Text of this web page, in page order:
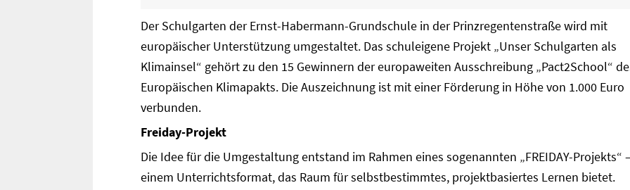
Der Schulgarten der Ernst-Habermann-Grundschule in der Prinzregentenstraße wird mit
europäischer Unterstützung umgestaltet. Das schuleigene Projekt „Unser Schulgarten als
Klimainsel“ gehört zu den 15 Gewinnern der europaweiten Ausschreibung „Pact2School“
Europäischen Klimapakts. Die Auszeichnung ist mit einer Förderung in Höhe von 1.000 Euro
verbunden.
Freiday-Projekt
Die Idee für die Umgestaltung entstand im Rahmen eines sogenannten „FREIDAY-Projekts“
einem Unterrichtsformat, das Raum für selbstbestimmtes, projektbasiertes Lernen bietet.